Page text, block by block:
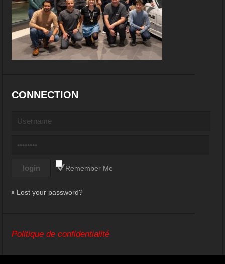
CONNECTION
Remember Me
Lost your password?
Politique de confidentialité